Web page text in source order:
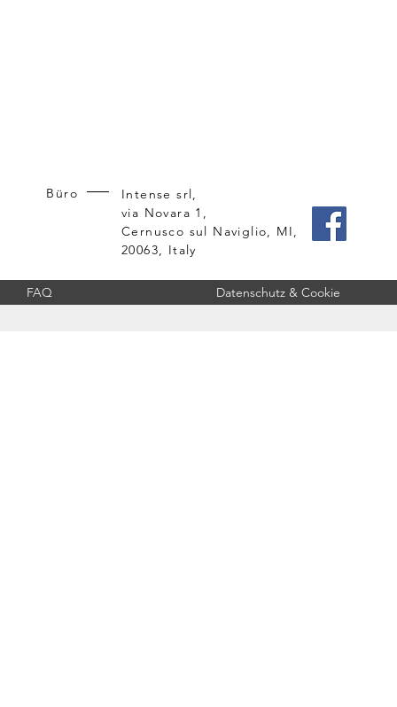
Büro
Intense srl,
via Novara 1,
Cernusco sul Naviglio, MI,
20063, Italy
FAQ Datenschutz & Cookie